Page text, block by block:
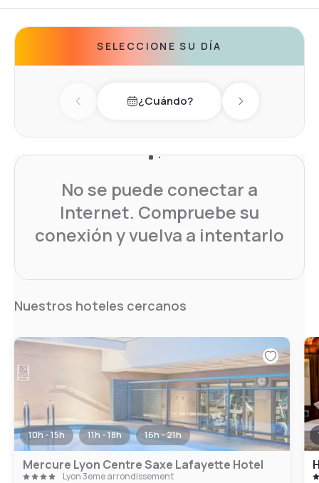
SELECCIONE SU DÍA
Previous day¿Cuándo? Next day
No se puede conectar a
Internet. Compruebe su
conexión y vuelva a intentarlo
Nuestros hoteles cercanos
10h - 15h 11h - 18h 16h - 21h
Mercure Lyon Centre Saxe Lafayette Hotel
Lyon 3eme arrondissement